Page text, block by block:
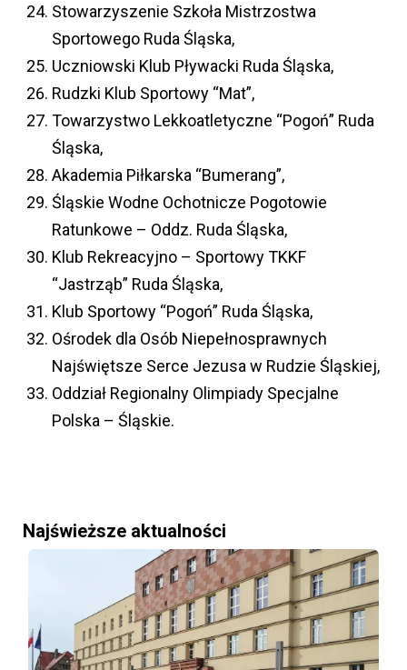
Stowarzyszenie Szkoła Mistrzostwa
Sportowego Ruda Śląska,
Uczniowski Klub Pływacki Ruda Śląska,
Rudzki Klub Sportowy “Mat”,
Towarzystwo Lekkoatletyczne “Pogoń” Ruda
Śląska,
Akademia Piłkarska “Bumerang”,
Śląskie Wodne Ochotnicze Pogotowie
Ratunkowe – Oddz. Ruda Śląska,
Klub Rekreacyjno – Sportowy TKKF
“Jastrząb” Ruda Śląska,
Klub Sportowy “Pogoń” Ruda Śląska,
Ośrodek dla Osób Niepełnosprawnych
Najświętsze Serce Jezusa w Rudzie Śląskiej,
Oddział Regionalny Olimpiady Specjalne
Polska – Śląskie.
Najświeższe aktualności